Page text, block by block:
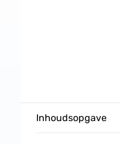
Inhoudsopgave